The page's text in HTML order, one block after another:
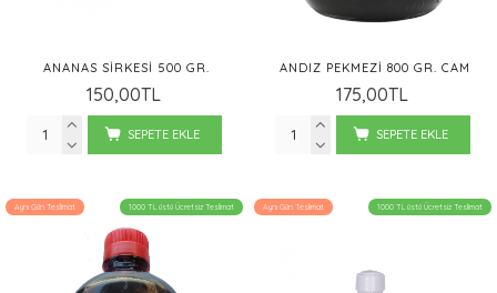
ANANAS SIRKESI 500 GR.
150,00TL
SEPETE EKLE
ANDIZ PEKMEZI 800 GR. CAM
175,00TL
SEPETE EKLE
Aynı Gün Teslimat 1000 TL üstü Ücretsiz Teslimat Aynı Gün Teslimat 1000 TL üstü Ücretsiz Teslimat